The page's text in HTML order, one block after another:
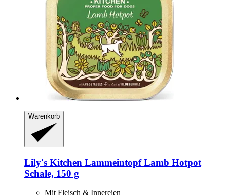
Warenkorb
Lily's Kitchen Lammeintopf Lamb Hotpot
Schale, 150 g
Mit Fleisch & Innereien